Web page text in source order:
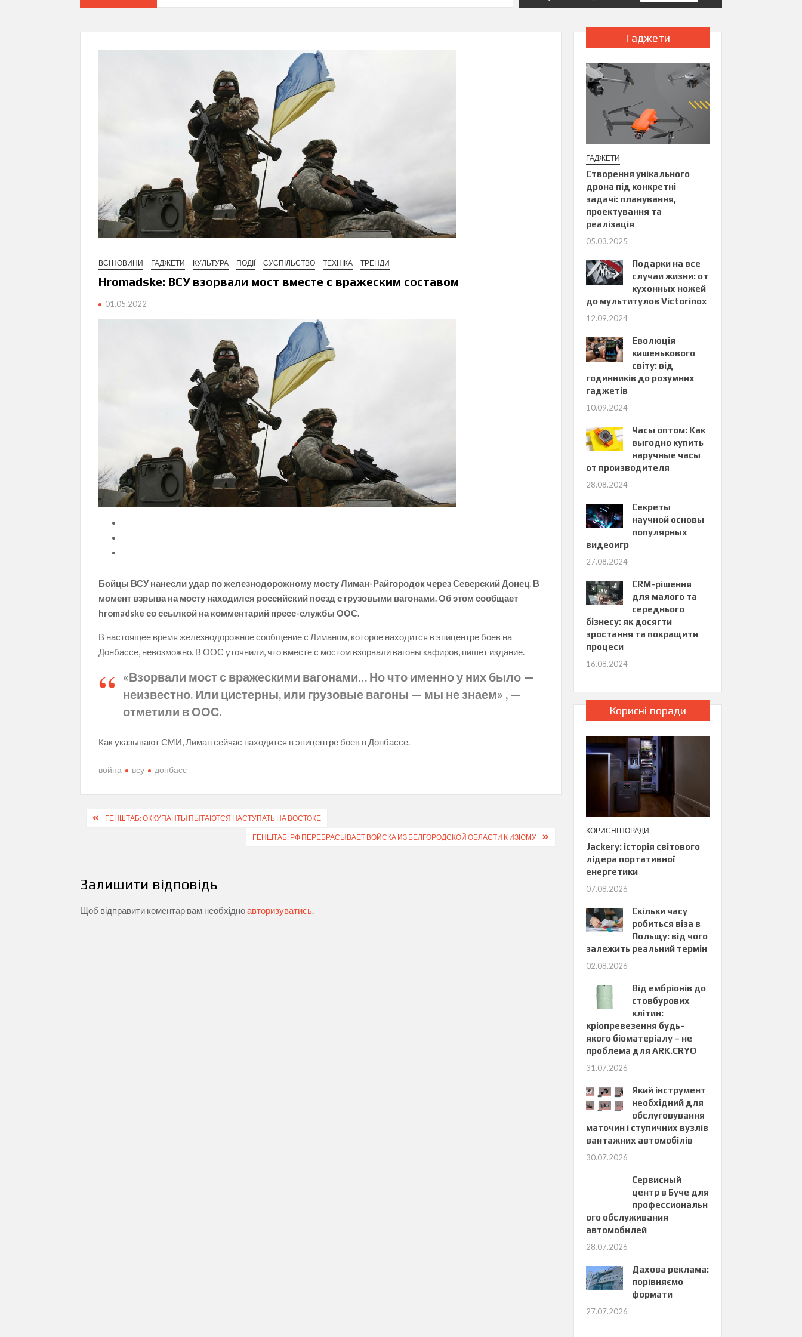
ВСІ НОВИНИ ГАДЖЕТИ КУЛЬТУРА ПОДІЇ СУСПІЛЬСТВО ТЕХНІКА ТРЕНДИ
Нromadske: ВСУ взорвали мост вместе с вражеским составом
01.05.2022
Бойцы ВСУ нанесли удар по железнодорожному мосту Лиман-Райгородок через Северский Донец. В
момент взрыва на мосту находился российский поезд с грузовыми вагонами. Об этом сообщает
hromadske со ссылкой на комментарий пресс-службы ООС.
В настоящее время железнодорожное сообщение с Лиманом, которое находится в эпицентре боев на
Донбассе, невозможно. В ООС уточнили, что вместе с мостом взорвали вагоны кафиров, пишет издание.
«Взорвали мост с вражескими вагонами… Но что именно у них было —
неизвестно. Или цистерны, или грузовые вагоны — мы не знаем» , —
отметили в ООС.
Как указывают СМИ, Лиман сейчас находится в эпицентре боев в Донбассе.
война всу донбасс
Навігація
ГЕНШТАБ: ОККУПАНТЫ ПЫТАЮТСЯ НАСТУПАТЬ НА ВОСТОКЕ
ГЕНШТАБ: РФ ПЕРЕБРАСЫВАЕТ ВОЙСКА ИЗ БЕЛГОРОДСКОЙ ОБЛАСТИ К ИЗЮМУ
Залишити відповідь
Щоб відправити коментар вам необхідноавторизуватись
Гаджети
ГАДЖЕТИ
Створення унікального
дрона під конкретні
задачі: планування,
проектування та
реалізація
05.03.2025
Подарки на все
случаи жизни: от
кухонных ножей
до мультитулов Victorinox
12.09.2024
Еволюція
кишенькового
світу: від
годинників до розумних
гаджетів
10.09.2024
Часы оптом: Как
выгодно купить
наручные часы
от производителя
28.08.2024
Секреты
научной основы
популярных
видеоигр
27.08.2024
CRM-рішення
для малого та
середнього
бізнесу: як досягти
зростання та покращити
процеси
16.08.2024
Корисні поради
КОРИСНІ ПОРАДИ
Jackery: історія світового
лідера портативної
енергетики
07.08.2026
Скільки часу
робиться віза в
Польщу: від чого
залежить реальний термін
02.08.2026
Від ембріонів до
стовбурових
клітин:
кріопревезення будь-
якого біоматеріалу – не
проблема для ARK.CRYO
31.07.2026
Який інструмент
необхідний для
обслуговування
маточин і ступичних вузлів
вантажних автомобілів
30.07.2026
Сервисный
центр в Буче для
профессиональн
ого обслуживания
автомобилей
28.07.2026
Дахова реклама:
порівняємо
формати
27.07.2026